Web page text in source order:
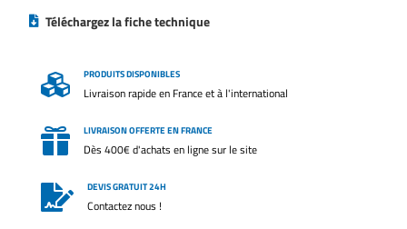
Téléchargez la fiche technique
 PRODUITS DISPONIBLES
Livraison rapide en France et à l'international
 LIVRAISON OFFERTE EN FRANCE
Dès 400€ d'achats en ligne sur le site
 DEVIS GRATUIT 24H
Contactez nous !